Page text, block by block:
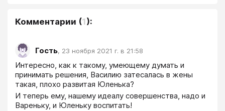
Комментарии (1):
Гость, 23 ноября 2021 г. в 21:58
Интересно, как к такому, умеющему думать и
принимать решения, Василию затесалась в жены
такая, плохо развитая Юленька?
И теперь ему, нашему идеалу совершенства, надо и
Вареньку, и Юленьку воспитать!